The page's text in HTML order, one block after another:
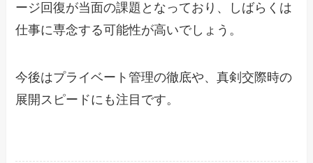
ージ回復が当面の課題となっており、しばらくは
仕事に専念する可能性が高いでしょう。
今後はプライベート管理の徹底や、真剣交際時の
展開スピードにも注目です。